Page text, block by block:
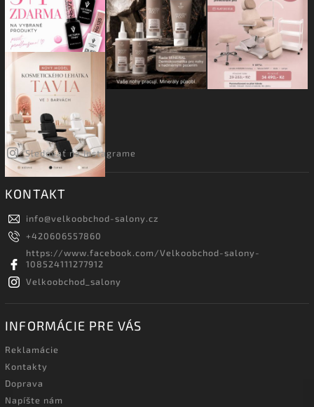
Sledovať na Instagrame
KONTAKT
info@velkoobchod-salony.cz
+420606557860
https://www.facebook.com/Velkoobchod-salony-
108524111277912
Velkoobchod_salony
INFORMÁCIE PRE VÁS
Reklamácie
Kontakty
Doprava
Napíšte nám